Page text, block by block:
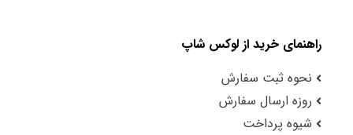
راهنمای خرید از لوکس شاپ
نحوه ثبت سفارش
روزه ارسال سفارش
شیوه پرداخت